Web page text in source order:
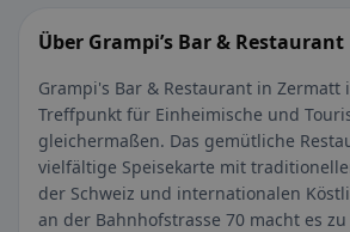
Über Grampi’s Bar & Restaurant
Grampi's Bar & Restaurant in
Treffpunkt für Einheimische und
gleichermaßen. Das gemütliche
vielfältige Speisekarte mit
der Schweiz und internationalen
an der Bahnhofstrasse 70 macht es